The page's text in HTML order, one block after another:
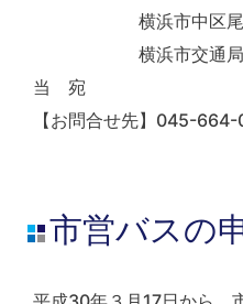
横浜市中区尾上
横浜市交通局駅務
当 宛
【お問合せ先】045-
市営バスの